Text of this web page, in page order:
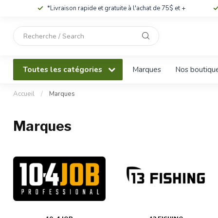
*Livraison rapide et gratuite à l'achat de 75$ et +
et
pour
accéder
de
Toutes les catégories Marques Nos
Accueil / Marques
Marques